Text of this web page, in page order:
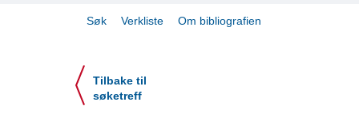
Søk Verkliste Om bibliografien
Tilbake til
søketreff